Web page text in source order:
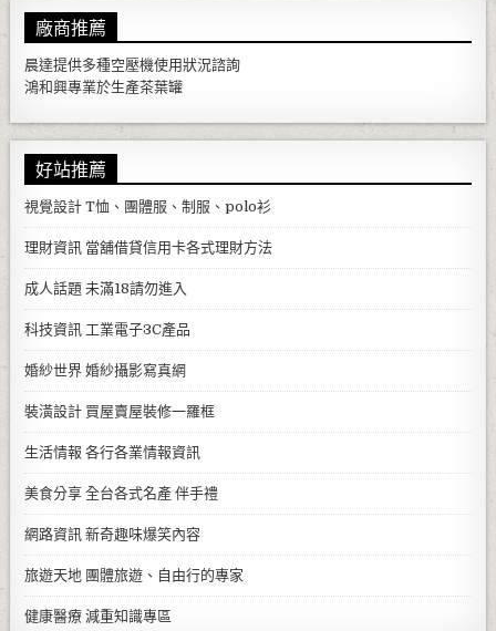
廠商推薦
晨達提供多種空壓機使用狀況諮詢
鴻和興專業於生產茶葉罐
好站推薦
視覺設計 T恤、團體服、制服、polo衫
理財資訊 當舖借貸信用卡各式理財方法
成人話題 未滿18請勿進入
科技資訊 工業電子3C產品
婚紗世界 婚紗攝影寫真網
裝潢設計 買屋賣屋裝修一羅框
生活情報 各行各業情報資訊
美食分享 全台各式名產 伴手禮
網路資訊 新奇趣味爆笑內容
旅遊天地 團體旅遊、自由行的專家
健康醫療 減重知識專區